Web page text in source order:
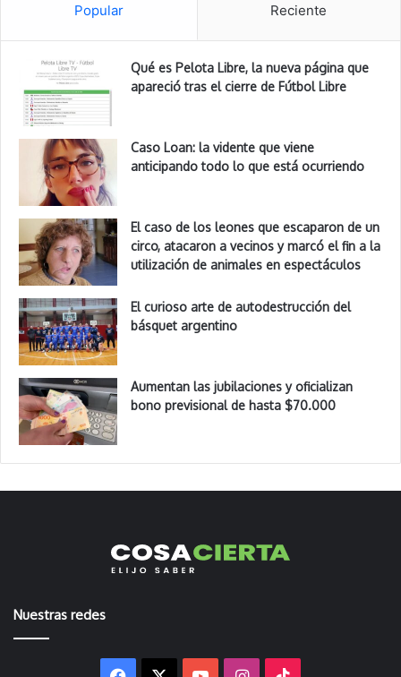
Popular Reciente
Qué es Pelota Libre, la nueva página que
apareció tras el cierre de Fútbol Libre
Caso Loan: la vidente que viene
anticipando todo lo que está ocurriendo
El caso de los leones que escaparon de un
circo, atacaron a vecinos y marcó el fin a la
utilización de animales en espectáculos
El curioso arte de autodestrucción del
básquet argentino
Aumentan las jubilaciones y oficializan
bono previsional de hasta $70.000
Nuestras redes